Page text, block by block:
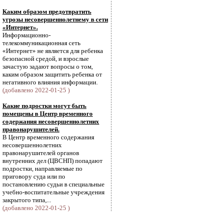
Каким образом предотвратить
угрозы несовершеннолетнему в сети
«Интернет».
Информационно-
телекоммуникационная сеть
«Интернет» не является для ребенка
безопасной средой, и взрослые
зачастую задают вопросы о том,
каким образом защитить ребенка от
негативного влияния информации.
(добавлено 2022-01-25 )
Какие подростки могут быть
помещены в Центр временного
содержания несовершеннолетних
правонарушителей.
В Центр временного содержания
несовершеннолетних
правонарушителей органов
внутренних дел (ЦВСНП) попадают
подростки, направляемые по
приговору суда или по
постановлению судьи в специальные
учебно-воспитательные учреждения
закрытого типа,...
(добавлено 2022-01-25 )